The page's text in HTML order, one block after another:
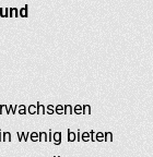
wenig bieten